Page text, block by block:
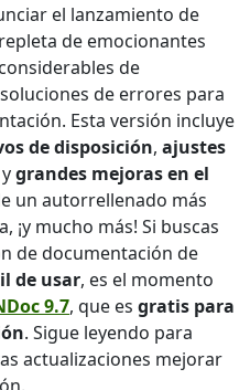
el lanzamiento de
de emocionantes
de
de errores para
Esta versión incluye
de disposición, ajustes
ygrandes mejoras en el
un autorrellenado más
¡y mucho más! Si buscas
de documentación de
de usar, es el momento
9.7, que es gratis para
. Sigue leyendo para
actualizaciones mejorar